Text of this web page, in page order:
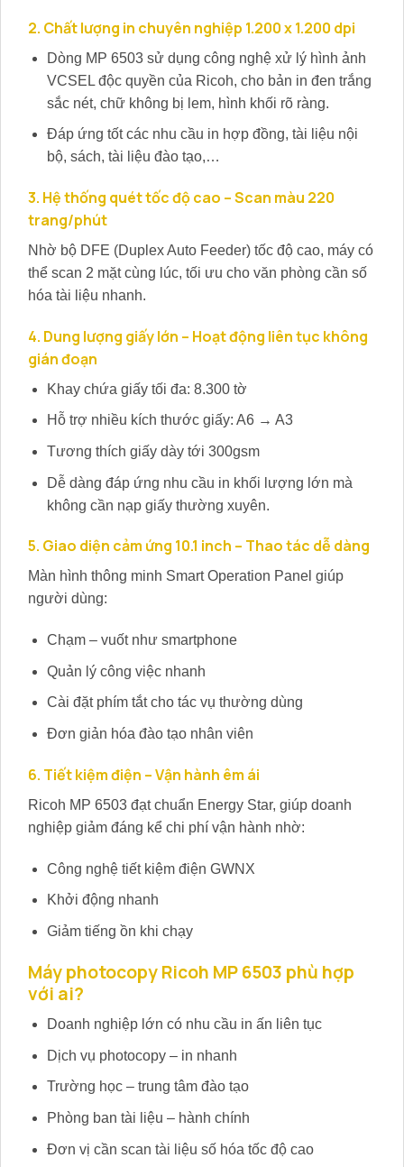
2. Chất lượng in chuyên nghiệp 1.200 x 1.200 dpi
Dòng MP 6503 sử dụng công nghệ xử lý hình ảnh
VCSEL độc quyền của Ricoh, cho bản in đen trắng
sắc nét, chữ không bị lem, hình khối rõ ràng.
Đáp ứng tốt các nhu cầu in hợp đồng, tài liệu nội
bộ, sách, tài liệu đào tạo,…
3. Hệ thống quét tốc độ cao – Scan màu 220
trang/phút
Nhờ bộ DFE (Duplex Auto Feeder) tốc độ cao, máy có
thể scan 2 mặt cùng lúc, tối ưu cho văn phòng cần số
hóa tài liệu nhanh.
4. Dung lượng giấy lớn – Hoạt động liên tục không
gián đoạn
Khay chứa giấy tối đa: 8.300 tờ
Hỗ trợ nhiều kích thước giấy: A6 → A3
Tương thích giấy dày tới 300gsm
Dễ dàng đáp ứng nhu cầu in khối lượng lớn mà
không cần nạp giấy thường xuyên.
5. Giao diện cảm ứng 10.1 inch – Thao tác dễ dàng
Màn hình thông minh Smart Operation Panel giúp
người dùng:
Chạm – vuốt như smartphone
Quản lý công việc nhanh
Cài đặt phím tắt cho tác vụ thường dùng
Đơn giản hóa đào tạo nhân viên
6. Tiết kiệm điện – Vận hành êm ái
Ricoh MP 6503 đạt chuẩn Energy Star, giúp doanh
nghiệp giảm đáng kể chi phí vận hành nhờ:
Công nghệ tiết kiệm điện GWNX
Khởi động nhanh
Giảm tiếng ồn khi chạy
Máy photocopy Ricoh MP 6503 phù hợp
với ai?
Doanh nghiệp lớn có nhu cầu in ấn liên tục
Dịch vụ photocopy – in nhanh
Trường học – trung tâm đào tạo
Phòng ban tài liệu – hành chính
Đơn vị cần scan tài liệu số hóa tốc độ cao